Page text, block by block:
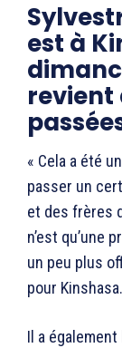
est à
revient
« Cela a été
passer un
et des frères
n’est qu’une
un peu plus
pour Kinshasa.
Il a